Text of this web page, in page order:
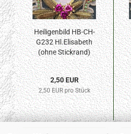
Heiligenbild HB-CH-
G232 Hl.Elisabeth
(ohne Stickrand)
40x55mm
2,50 EUR
2,50 EUR pro Stück